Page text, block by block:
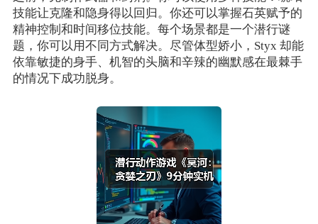
技能让克隆和隐身得以回归。你还可以掌握石英赋予的
精神控制和时间移位技能。每个场景都是一个潜行谜
题，你可以用不同方式解决。尽管体型娇小，Styx 却能
依靠敏捷的身手、机智的头脑和辛辣的幽默感在最棘手
的情况下成功脱身。